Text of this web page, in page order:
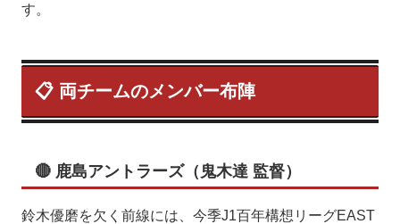
す。
📋 両チームのメンバー布陣
🔴 鹿島アントラーズ（鬼木達 監督）
鈴木優磨を欠く前線には、今季J1百年構想リーグEAST